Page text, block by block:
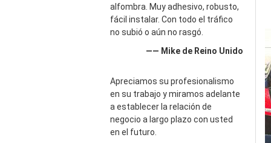
alfombra. Muy adhesivo, robusto,
fácil instalar. Con todo el tráfico
no subió o aún no rasgó.
—— Mike de Reino Unido
Apreciamos su profesionalismo
en su trabajo y miramos adelante
a establecer la relación de
negocio a largo plazo con usted
en el futuro.